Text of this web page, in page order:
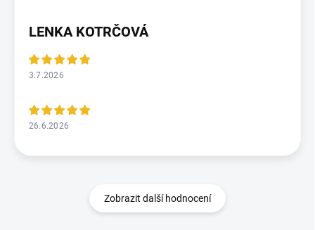
LENKA KOTRČOVÁ
3.7.2026
26.6.2026
Zobrazit další hodnocení